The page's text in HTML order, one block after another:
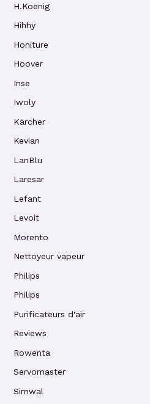
H.Koenig
Hihhy
Honiture
Hoover
Inse
Iwoly
Kärcher
Kevian
LanBlu
Laresar
Lefant
Levoit
Morento
Nettoyeur vapeur
Philips
Philips
Purificateurs d'air
Reviews
Rowenta
Servomaster
Simwal